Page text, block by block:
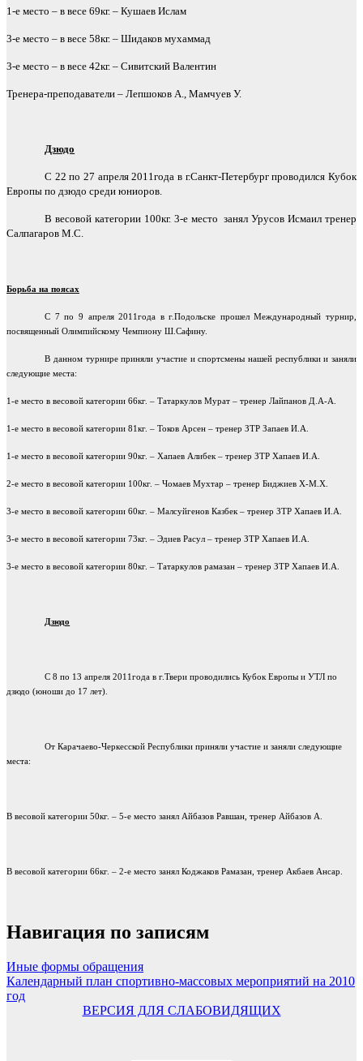
1-е место – в весе 69кг. – Кушаев Ислам
3-е место – в весе 58кг. – Шидаков мухаммад
3-е место – в весе 42кг. – Сивитский Валентин
Тренера-преподаватели – Лепшоков А., Мамчуев У.
Дзюдо
С 22 по 27 апреля 2011года в г.Санкт-Петербург проводился Кубок
Европы по дзюдо среди юниоров.
В весовой категории 100кг. 3-е место занял Урусов Исмаил тренер
Салпагаров М.С.
Борьба на поясах
С 7 по 9 апреля 2011года в г.Подольске прошел Международный турнир,
посвященный Олимпийскому Чемпиону Ш.Сафину.
В данном турнире приняли участие и спортсмены нашей республики и заняли
следующие места:
1-е место в весовой категории 66кг. – Татаркулов Мурат – тренер Лайпанов Д.А-А.
1-е место в весовой категории 81кг. – Токов Арсен – тренер ЗТР Запаев И.А.
1-е место в весовой категории 90кг. – Хапаев Алибек – тренер ЗТР Хапаев И.А.
2-е место в весовой категории 100кг. – Чомаев Мухтар – тренер Биджиев Х-М.Х.
3-е место в весовой категории 60кг. – Малсуйгенов Казбек – тренер ЗТР Хапаев И.А.
3-е место в весовой категории 73кг. – Эдиев Расул – тренер ЗТР Хапаев И.А.
3-е место в весовой категории 80кг. – Татаркулов рамазан – тренер ЗТР Хапаев И.А.
Дзюдо
С 8 по 13 апреля 2011года в г.Твери проводились Кубок Европы и УТЛ по
дзюдо (юноши до 17 лет).
От Карачаево-Черкесской Республики приняли участие и заняли следующие
места:
В весовой категории 50кг. – 5-е место занял Айбазов Равшан, тренер Айбазов А.
В весовой категории 66кг. – 2-е место занял Коджаков Рамазан, тренер Акбаев Ансар.
Навигация по записям
Иные формы обращения
Календарный план спортивно-массовых мероприятий на 2010
год
ВЕРСИЯ ДЛЯ СЛАБОВИДЯЩИХ